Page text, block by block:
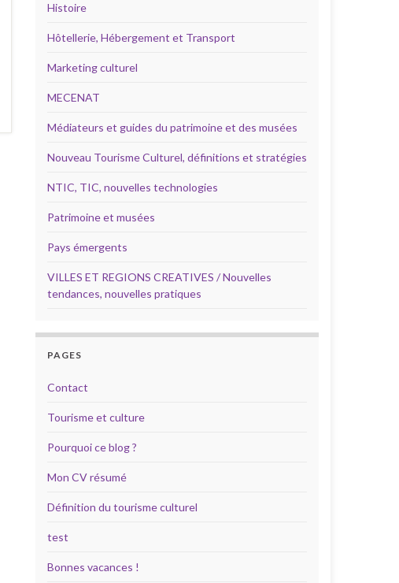
Histoire
Hôtellerie, Hébergement et Transport
Marketing culturel
MECENAT
Médiateurs et guides du patrimoine et des musées
Nouveau Tourisme Culturel, définitions et stratégies
NTIC, TIC, nouvelles technologies
Patrimoine et musées
Pays émergents
VILLES ET REGIONS CREATIVES / Nouvelles
tendances, nouvelles pratiques
PAGES
Contact
Tourisme et culture
Pourquoi ce blog ?
Mon CV résumé
Définition du tourisme culturel
test
Bonnes vacances !